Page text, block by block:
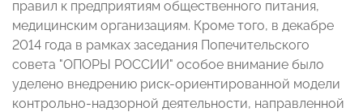
правил к предприятиям общественного питания,
медицинским организациям. Кроме того, в декабре
2014 года в рамках заседания Попечительского
совета "ОПОРЫ РОССИИ" особое внимание было
уделено внедрению риск-ориентированной модели
контрольно-надзорной деятельности, направленной